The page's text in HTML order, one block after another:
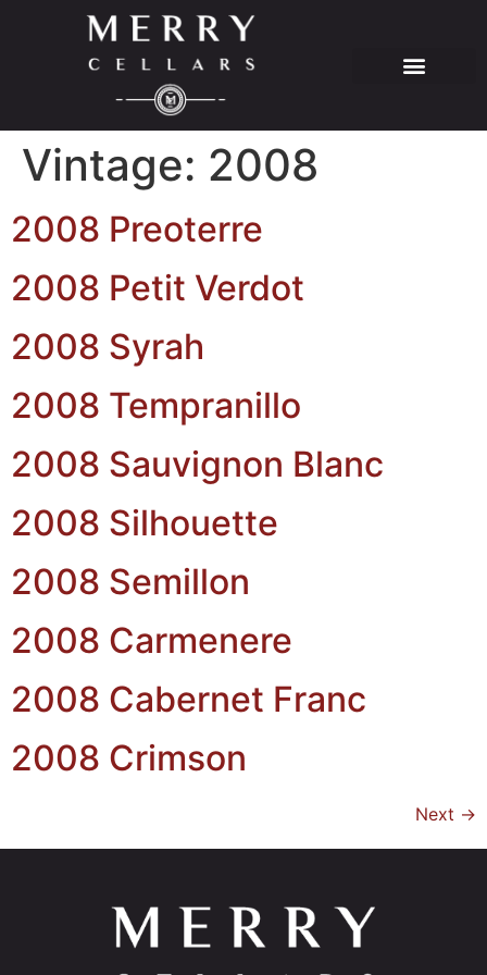
Vintage: 2008
2008 Preoterre
2008 Petit Verdot
2008 Syrah
2008 Tempranillo
2008 Sauvignon Blanc
2008 Silhouette
2008 Semillon
2008 Carmenere
2008 Cabernet Franc
2008 Crimson
Next →